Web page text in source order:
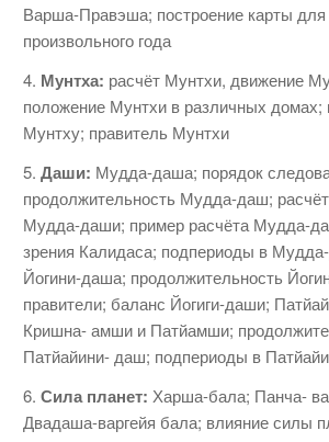
Варша-Правэша; построе­ние карты для
произвольного года
4. Мунтха: расчёт Мунтхи, движение
положение Мунтхи в различных домах;
Мунтху; правитель Мунтхи
5. Даши: Мудда-даша; порядок
продолжительность Мудда-даш;
Мудда-даши; пример рас­чёта Мудда-
зрения Калидаса; подпериоды в
Йогини-даша; продолжительность
правители; баланс Йогиги-даши;
Кришна- амши и Патйамши;
Патйайини- даш; подпериоды в
6. Сила планет: Харша-бала; Панча-
Двадаша-варгейя бала; влия­ние силы